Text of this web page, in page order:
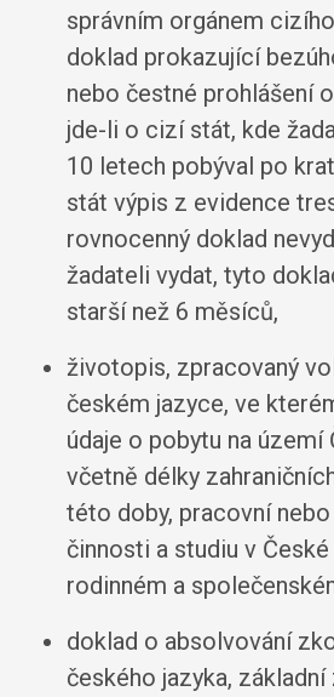
správním orgánem
doklad prokazující
nebo čestné prohlášení
jde-li o cizí stát, kde
10 letech pobýval po
stát výpis z evidence
rovnocenný doklad
žadateli vydat, tyto
starší než 6 měsíců,
životopis, zpracovaný
českém jazyce, ve
údaje o pobytu na území
včetně délky
této doby, pracovní
činnosti a studiu v
rodinném a
doklad o absolvování
českého jazyka,